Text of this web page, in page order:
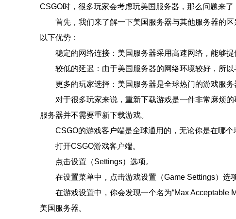
CSGO时，很多玩家会考虑玩美国服务器，那么问题来
首先，我们来了解一下美国服务器与其他服务器的
以下优势：
稳定的网络连接：美国服务器采用高速网络，能够
较低的延迟：由于美国服务器的网络环境较好，所
更多的玩家选择：美国服务器是全球热门的游戏服
对于很多玩家来说，重新下载游戏是一件非常麻烦
服务器并不需要重新下载游戏。
CSGO的游戏客户端是全球通用的，无论你是在哪
打开CSGO游戏客户端。
点击设置（Settings）选项。
在设置菜单中，点击游戏设置（Game Settings）选项
在游戏设置中，你会发现一个名为“Max Acceptable
美国服务器。